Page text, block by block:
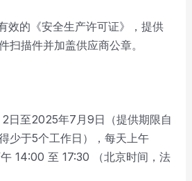
效的《安全生产许可证》，提供
扫描件并加盖供应商公章。
至2025年7月9日（提供期限自
少于5个工作日），每天上午
14:00 至 17:30 （北京时间，法